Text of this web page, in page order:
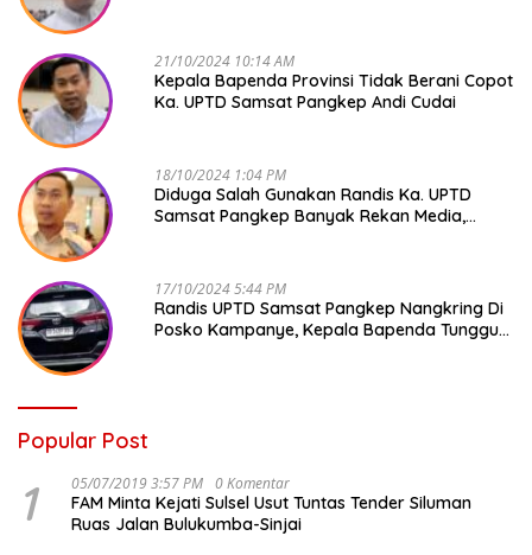
21/10/2024 10:14 AM
Kepala Bapenda Provinsi Tidak Berani Copot
Ka. UPTD Samsat Pangkep Andi Cudai
18/10/2024 1:04 PM
Diduga Salah Gunakan Randis Ka. UPTD
Samsat Pangkep Banyak Rekan Media,
17/10/2024 5:44 PM
Randis UPTD Samsat Pangkep Nangkring Di
Posko Kampanye, Kepala Bapenda Tunggu
Popular Post
1 05/07/2019 3:57 PM 0 Komentar
FAM Minta Kejati Sulsel Usut Tuntas Tender Siluman
Ruas Jalan Bulukumba-Sinjai